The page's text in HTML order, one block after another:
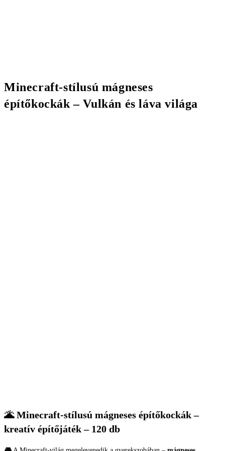
Minecraft-stílusú mágneses
építőkockák – Vulkán és láva világa
🌋 Minecraft-stílusú mágneses építőkockák –
kreatív építőjáték – 120 db